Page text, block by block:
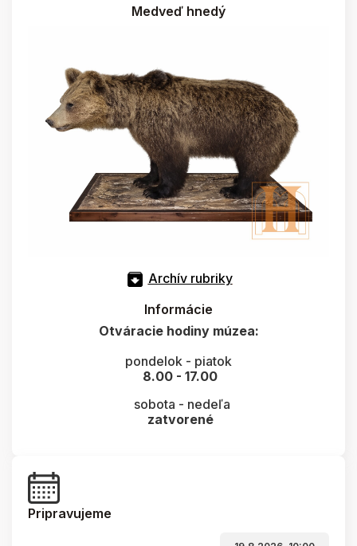
Medveď hnedý
Archív rubriky
Informácie
Otváracie hodiny múzea:
pondelok - piatok
8.00 - 17.00
sobota - nedeľa
zatvorené
Pripravujeme